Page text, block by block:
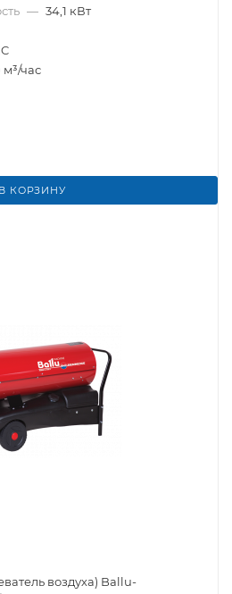
— 34,1 кВт
м³/час
В КОРЗИНУ
воздуха) Ballu-